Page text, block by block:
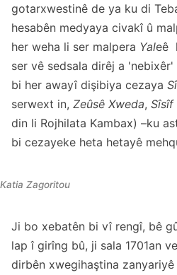
gotarxwestinê de ya ku di
hesabên medyaya civakî û
her weha li ser malpera Yaleê
ser vê sedsala dirêj a
bi her awayî dişibiya cezaya
serwext in, Zeûsê Xweda, Sîsîf
din li Rojhilata Kambax) –ku
bi cezayeke heta hetayê
Katia Zagoritou
Ji bo xebatên bi vî rengî, bê
lap î girîng bû, ji sala 1701an
dirbên xwegihaştina